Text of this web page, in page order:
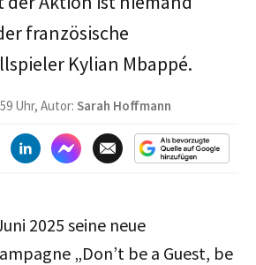
französische
Kylian Mbappé.
Uhr, Autor: Sarah Hoffmann
2025 seine neue
„Don’t be a Guest, be